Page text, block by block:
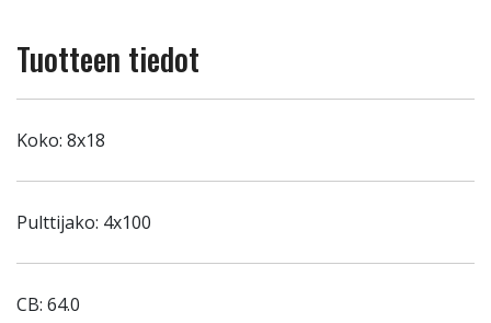
Tuotteen tiedot
Koko: 8x18
Pulttijako: 4x100
CB: 64.0